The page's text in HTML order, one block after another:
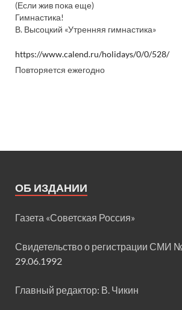
(Если жив пока еще)
Гимнастика!
В. Высоцкий «Утренняя гимнастика»
https://www.calend.ru/holidays/0/0/528/
Повторяется ежегодно
ОБ ИЗДАНИИ
Газета «Советская Россия»
Свидетельство о регистрации СМИ
29.06.1992
Главный редактор: В. Чикин